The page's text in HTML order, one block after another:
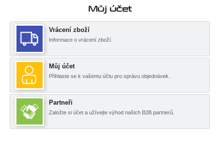
Můj účet
Vrácení zboží
Informace o vrácení zboží.
Můj účet
Přihlaste se k vašemu účtu pro správu objednávek.
Partneři
Založte si účet a užívejte výhod našich B2B partnerů.